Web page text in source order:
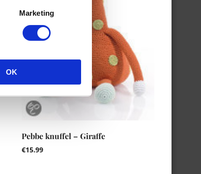
Marketing
OK
Pebbe knuffel – Giraffe
€15.99